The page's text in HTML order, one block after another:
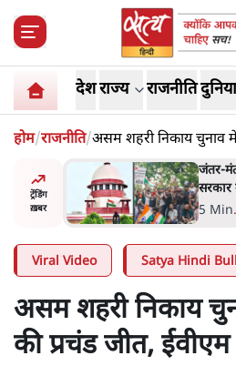
देशराज्य राजनीतिदुनिया
होम/राजनीति/असम शहरी निकाय चुनाव में
से हुए थे चुनाव
ट्रेंडिंग
ख़बर
जंतर-
दिखाए
5 Min
Viral Video Satya Hindi
असम शहरी निकाय
की प्रचंड जीत,